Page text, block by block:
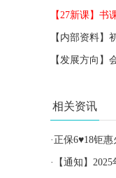
【27新课】
【内部资料
【发展方向】
相关资讯
· 正保6♥18钜
· 【通知】